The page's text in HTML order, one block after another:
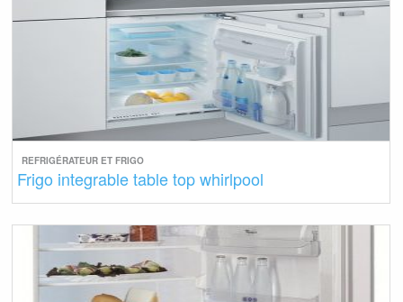
REFRIGÉRATEUR ET FRIGO
Frigo integrable table top whirlpool